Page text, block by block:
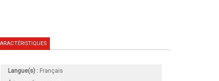
Langue(s) : Français